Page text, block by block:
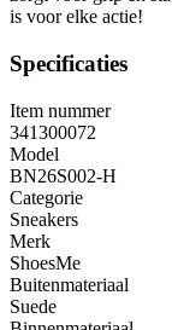
is voor elke actie!
Specificaties
Item nummer
341300072
Model
BN26S002-H
Categorie
Sneakers
Merk
ShoesMe
Buitenmateriaal
Suede